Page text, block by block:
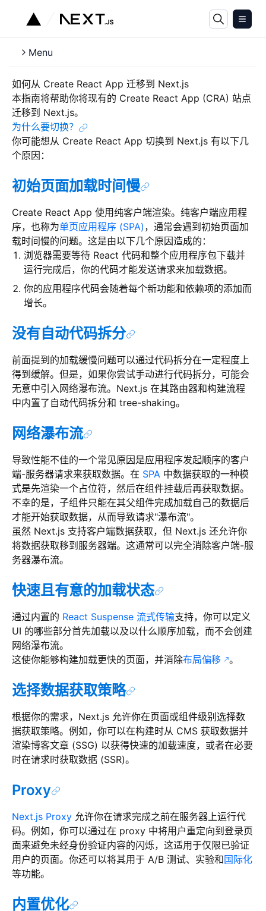
Menu
如何从 Create React App 迁移到 Next.js
本指南将帮助你将现有的 Create React App (CRA) 站点
迁移到 Next.js。
为什么要切换？
你可能想从 Create React App 切换到 Next.js 有以下几
个原因：
初始页面加载时间慢
Create React App 使用纯客户端渲染。纯客户端应用程
序，也称为单页应用程序 (SPA) ，通常会遇到初始页面加
载时间慢的问题。这是由以下几个原因造成的：
浏览器需要等待 React 代码和整个应用程序包下载并
运行完成后，你的代码才能发送请求来加载数据。
你的应用程序代码会随着每个新功能和依赖项的添加而
增长。
没有自动代码拆分
前面提到的加载缓慢问题可以通过代码拆分在一定程度上
得到缓解。但是，如果你尝试手动进行代码拆分，可能会
无意中引入网络瀑布流。Next.js 在其路由器和构建流程
中内置了自动代码拆分和 tree-shaking。
网络瀑布流
导致性能不佳的一个常见原因是应用程序发起顺序的客户
端-服务器请求来获取数据。在 SPA 中数据获取的一种模
式是先渲染一个占位符，然后在组件挂载后再获取数据。
不幸的是，子组件只能在其父组件完成加载自己的数据后
才能开始获取数据，从而导致请求"瀑布流"。
虽然 Next.js 支持客户端数据获取，但 Next.js 还允许你
将数据获取移到服务器端。这通常可以完全消除客户端-服
务器瀑布流。
快速且有意的加载状态
通过内置的 React Suspense 流式传输支持，你可以定义
UI 的哪些部分首先加载以及以什么顺序加载，而不会创建
网络瀑布流。
这使你能够构建加载更快的页面，并消除布局偏移 。
选择数据获取策略
根据你的需求，Next.js 允许你在页面或组件级别选择数
据获取策略。例如，你可以在构建时从 CMS 获取数据并
渲染博客文章 (SSG) 以获得快速的加载速度，或者在必要
时在请求时获取数据 (SSR)。
Proxy
Next.js Proxy 允许你在请求完成之前在服务器上运行代
码。例如，你可以通过在 proxy 中将用户重定向到登录页
面来避免未经身份验证内容的闪烁，这适用于仅限已验证
用户的页面。你还可以将其用于 A/B 测试、实验和国际化
等功能。
内置优化